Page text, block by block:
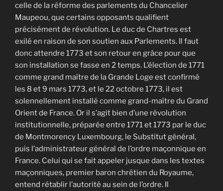
celle de la réforme des parlements du Chancelier
Maupeou, que certains opposants qualifient
précisément de révolution. Le duc de Chartres est
exilé en raison de son soutien aux Parlements. Il faut
donc attendre 1773 et son retour en grâce pour que
son installation se fasse en 2 temps. L’élection de 1771
comme grand maître de la Grande Loge est confirmé
les 8 et 9 mars 1773, et le 22 octobre 1773, il est
solennellement installé comme grand-maître du Grand
Orient de France. Or il s’agit bien d’une révolution
institutionnelle, préparée entre 1771 et 1773 par le duc
de Montmorency Luxembourg, le Substitut général,
puis l’administrateur général de l’ordre maçonnique en
France. Celui qui se fait appeler jusque dans les textes
maçonniques, premier baron chrétien du Royaume,
entend rétablir l’autorité au sein de l’ordre. Il